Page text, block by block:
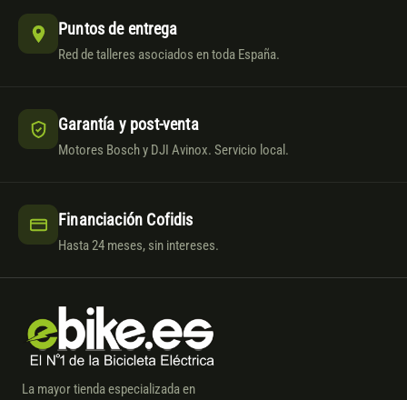
Puntos de entrega
Red de talleres asociados en toda España.
Garantía y post-venta
Motores Bosch y DJI Avinox. Servicio local.
Financiación Cofidis
Hasta 24 meses, sin intereses.
La mayor tienda especializada en